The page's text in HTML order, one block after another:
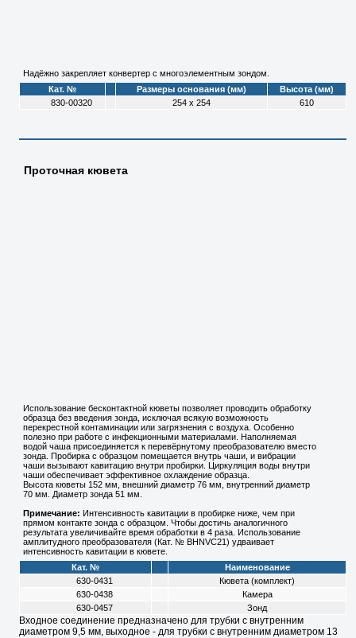
Надёжно закрепляет конвертер с многоэлементным зондом.
Кат. №
Размеры основания (мм)
Высота (мм)
830-00320
254 х 254 610
Проточная кювета
Использование бесконтактной кюветы позволяет проводить обработку
образца без введения зонда, исключая всякую возможность
перекрестной контаминации или загрязнения с воздуха. Особенно
полезно при работе с инфекционными материалами. Наполняемая
водой чаша присоединяется к перевёрнутому преобразователю вместо
зонда. Пробирка с образцом помещается внутрь чаши, и вибрации
чаши вызывают кавитацию внутри пробирки. Циркуляция воды внутри
чаши обеспечивает эффективное охлаждение образца.
Высота кюветы 152 мм, внешний диаметр 76 мм, внутренний диаметр
70 мм. Диаметр зонда 51 мм.
Примечание: Интенсивность кавитации в пробирке ниже, чем при
прямом контакте зонда с образцом. Чтобы достичь аналогичного
результата увеличивайте время обработки в 4 раза. Использование
амплитудного преобразователя (Кат. № BHNVC21) удваивает
интенсивность кавитации в кювете.
Кат. №
Наименование
630-0431
Кювета (комплект)
630-0438
Камера
630-0457
Зонд
Входное соединение предназначено для трубки с внутренним
диаметром 9,5 мм, выходное - для трубки с внутренним диаметром 13